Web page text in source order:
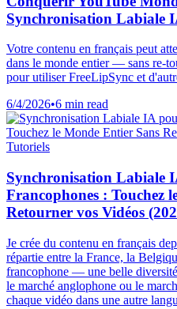
Synchronisation Labiale
Votre contenu en français peut
dans le monde entier — sans re-
pour utiliser FreeLipSync et
6/4/2026•6 min read
Tutoriels
Synchronisation Labiale
Francophones : Touchez
Retourner vos Vidéos
Je crée du contenu en français
répartie entre la France, la
francophone — une belle
le marché anglophone ou le
chaque vidéo dans une autre